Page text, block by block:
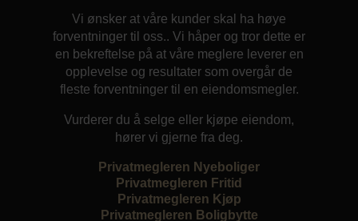
Vi ønsker at våre kunder skal ha høye
forventninger til oss.. Vi håper og tror dette er
en bekreftelse på at våre meglere leverer en
opplevelse og resultater som overgår de
fleste forventninger til en eiendomsmegler.
Vurderer du å selge eller kjøpe eiendom,
hører vi gjerne fra deg.
Privatmegleren Nyeboliger
Privatmegleren Fritid
Privatmegleren Kjøp
Privatmegleren Boligbytte